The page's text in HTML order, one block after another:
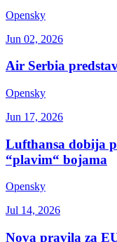
Opensky
Jun 02, 2026
Air Serbia
Opensky
Jun 17, 2026
Lufthansa dobija
“plavim“ bojama
Opensky
Jul 14, 2026
Nova pravila za